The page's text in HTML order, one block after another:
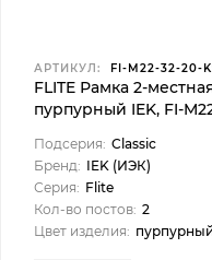
АРТИКУЛ: FI-M22-32-20-
FLITE Рамка 2-
пурпурный IEK, FI-
Подсерия: Classic
Бренд: IEK (ИЭК)
Серия: Flite
Кол-во постов: 2
Цвет изделия: